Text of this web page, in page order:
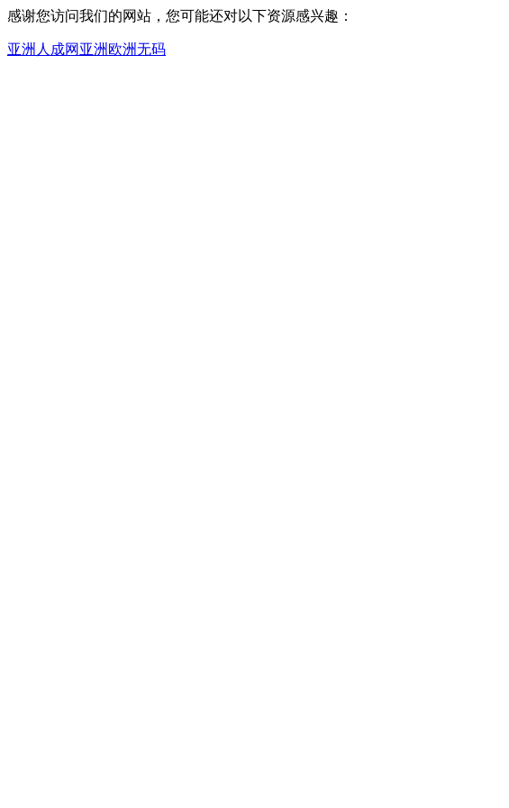
感谢您访问我们的网站，您可能还对以下资源感兴趣：
亚洲人成网亚洲欧洲无码